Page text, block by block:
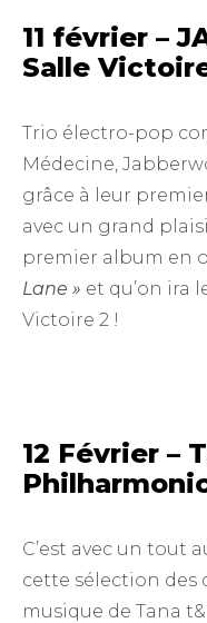
11 février –
Salle
Trio électro-pop
Médecine,
grâce à leur
avec un grand
premier album en
Lane » et qu’on ira
Victoire 2 !
12 Février –
C’est avec un tout
cette sélection des
musique de Tana